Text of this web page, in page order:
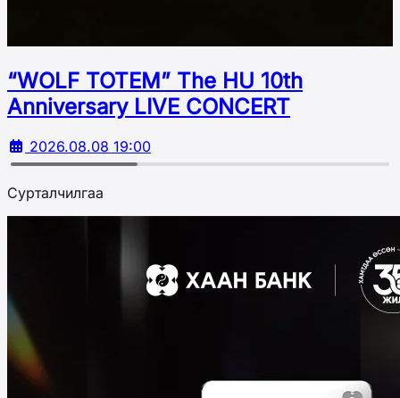
“WOLF TOTEM” The HU 10th
Аnniversary LIVE CONCERT
2026.08.08 19:00
Сурталчилгаа